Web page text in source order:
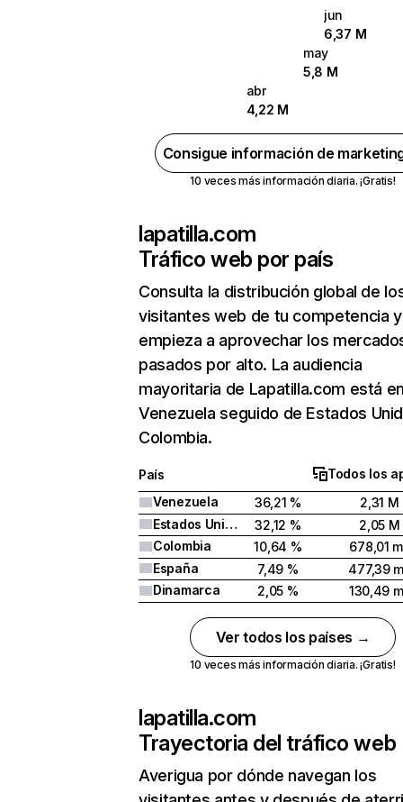
jun
6,37 M
may
5,8 M
abr
4,22 M
Consigue información de
10 veces más información diaria. ¡Gratis!
lapatilla.com
Tráfico web por país
Consulta la distribución global de
visitantes web de tu competencia y
empieza a aprovechar los
pasados por alto. La audiencia
mayoritaria de Lapatilla.com está
Venezuela seguido de Estados
Colombia.
País
Todos los
Venezuela
36,21 %
2,31 M
Estados Unidos
32,12 %
2,05 M
Colombia
10,64 %
678,01
España
7,49 %
477,39
Dinamarca
2,05 % 130,49
Ver todos los países →
10 veces más información diaria. ¡Gratis!
lapatilla.com
Trayectoria del tráfico web
Averigua por dónde navegan los